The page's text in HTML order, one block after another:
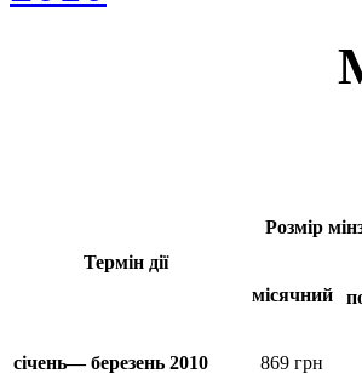
Термін дії
Розмір м
місячний
січень— березень 2010 869 грн